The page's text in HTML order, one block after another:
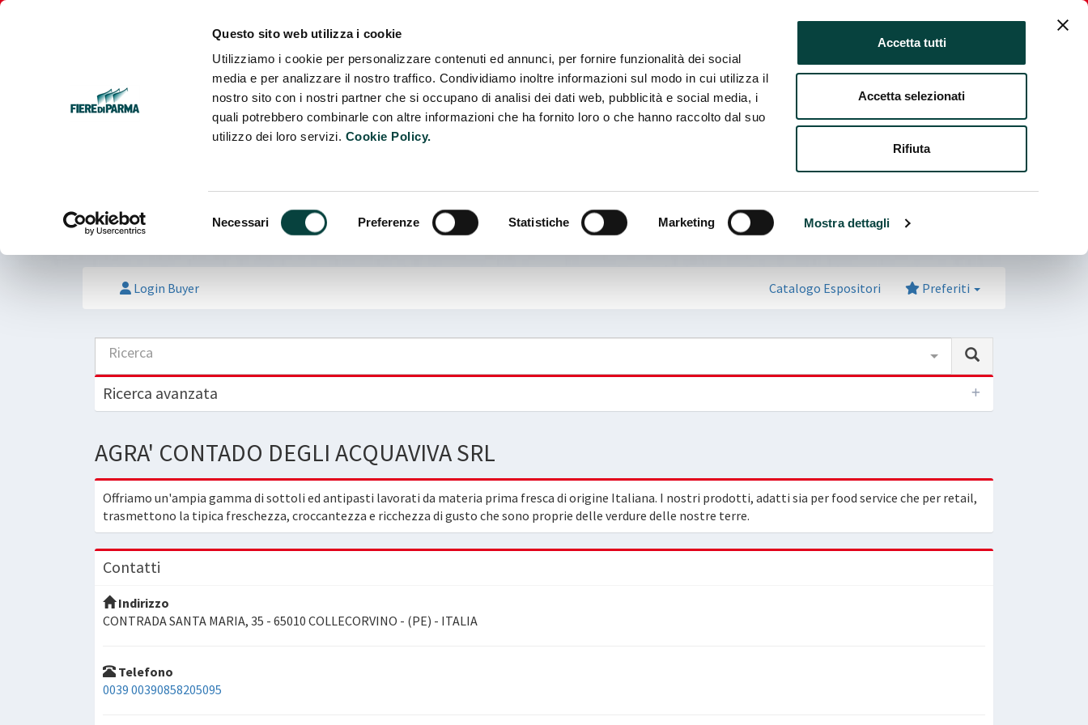
Questo sito web utilizza i cookie
Utilizziamo i cookie per personalizzare contenuti ed annunci, per fornire funzionalità dei social
media e per analizzare il nostro traffico. Condividiamo inoltre informazioni sul modo in cui utilizza il
nostro sito con i nostri partner che si occupano di analisi dei dati web, pubblicità e social media, i
quali potrebbero combinarle con altre informazioni che ha fornito loro o che hanno raccolto dal suo
utilizzo dei loro servizi. Cookie Policy.
Necessari Preferenze Statistiche Marketing Mostra dettagli
Accetta tutti
Accetta selezionati
Rifiuta
Italiano Login Espositore
Login Buyer Catalogo Espositori Preferiti
Ricerca
Ricerca avanzata
AGRA' CONTADO DEGLI ACQUAVIVA SRL
Offriamo un'ampia gamma di sottoli ed antipasti lavorati da materia prima fresca di origine Italiana. I nostri prodotti, adatti sia per food service che per retail,
trasmettono la tipica freschezza, croccantezza e ricchezza di gusto che sono proprie delle verdure delle nostre terre.
Contatti
Indirizzo
CONTRADA SANTA MARIA, 35 - 65010 COLLECORVINO - (PE) - ITALIA
Telefono
0039 00390858205095